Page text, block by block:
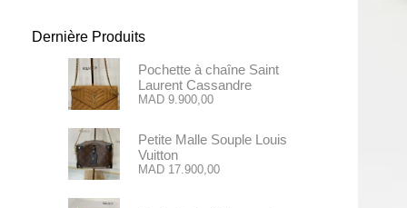
Dernière Produits
Pochette à chaîne Saint
Laurent Cassandre
MAD9.900,00
Petite Malle Souple Louis
Vuitton
MAD17.900,00